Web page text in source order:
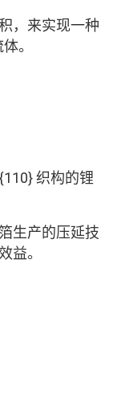
，来实现一种
。
织构的锂
生产的压延技
益。